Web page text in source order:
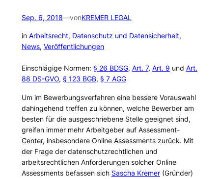
Sep. 6, 2018—vonKREMER LEGAL
in Arbeitsrecht, Datenschutz und Datensicherheit
News, Veröffentlichungen
Einschlägige Normen: § 26 BDSG, Art. 7, Art. 9 und Art.
88 DS-GVO, § 123 BGB, § 7 AGG
Um im Bewerbungsverfahren eine bessere Vorauswahl
dahingehend treffen zu können, welche Bewerber am
besten für die ausgeschriebene Stelle geeignet sind,
greifen immer mehr Arbeitgeber auf Assessment-
Center, insbesondere Online Assessments zurück. Mit
der Frage der datenschutzrechtlichen und
arbeitsrechtlichen Anforderungen solcher Online
Assessments befassen sich Sascha Kremer(Gründer)